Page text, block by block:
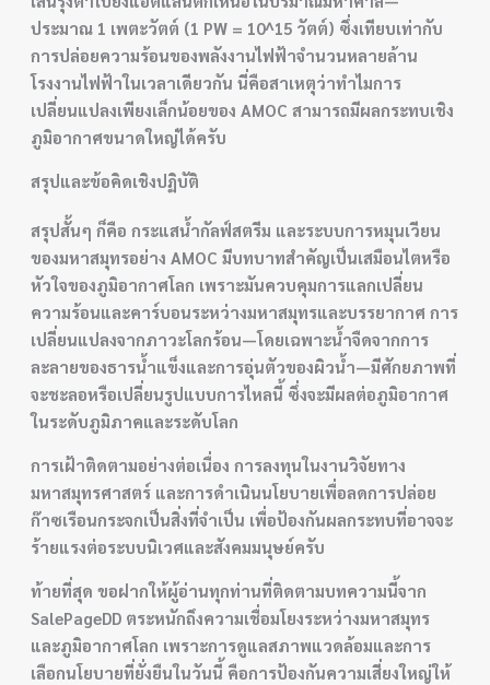
ประมาณ 1 เพตะวัตต์ (1 PW = 10^15 วัตต์) ซึ่งเทียบเท่ากับ
การปล่อยความร้อนของพลังงานไฟฟ้าจำนวนหลายล้าน
โรงงานไฟฟ้าในเวลาเดียวกัน นี่คือสาเหตุว่าทำไมการ
เปลี่ยนแปลงเพียงเล็กน้อยของ AMOC สามารถมีผลกระทบเชิง
ภูมิอากาศขนาดใหญ่ได้ครับ
สรุปและข้อคิดเชิงปฏิบัติ
สรุปสั้นๆ ก็คือกระแสน้ำกัลฟ์สตรีม และระบบการหมุนเวียน
ของมหาสมุทรอย่าง AMOC มีบทบาทสำคัญเป็นเสมือนไตหรือ
หัวใจของภูมิอากาศโลก เพราะมันควบคุมการแลกเปลี่ยน
ความร้อนและคาร์บอนระหว่างมหาสมุทรและบรรยากาศ การ
เปลี่ยนแปลงจากภาวะโลกร้อน—โดยเฉพาะน้ำจืดจากการ
ละลายของธารน้ำแข็งและการอุ่นตัวของผิวน้ำ—มีศักยภาพที่
จะชะลอหรือเปลี่ยนรูปแบบการไหลนี้ ซึ่งจะมีผลต่อภูมิอากาศ
ในระดับภูมิภาคและระดับโลก
การเฝ้าติดตามอย่างต่อเนื่อง การลงทุนในงานวิจัยทาง
มหาสมุทรศาสตร์ และการดำเนินนโยบายเพื่อลดการปล่อย
ก๊าซเรือนกระจกเป็นสิ่งที่จำเป็น เพื่อป้องกันผลกระทบที่อาจจะ
ร้ายแรงต่อระบบนิเวศและสังคมมนุษย์ครับ
ท้ายที่สุด ขอฝากให้ผู้อ่านทุกท่านที่ติดตามบทความนี้จาก
SalePageDD ตระหนักถึงความเชื่อมโยงระหว่างมหาสมุทร
และภูมิอากาศโลก เพราะการดูแลสภาพแวดล้อมและการ
เลือกนโยบายที่ยั่งยืนในวันนี้ คือการป้องกันความเสี่ยงใหญ่ให้